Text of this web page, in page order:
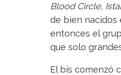
Blood Circle,
de bien nacidos
entonces el
que solo
El bis comenzó